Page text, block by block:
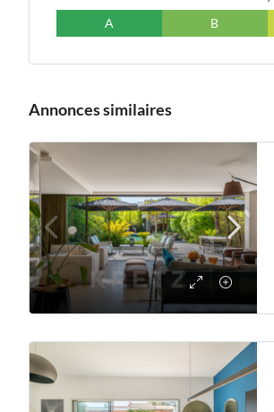
A B
Annonces similaires